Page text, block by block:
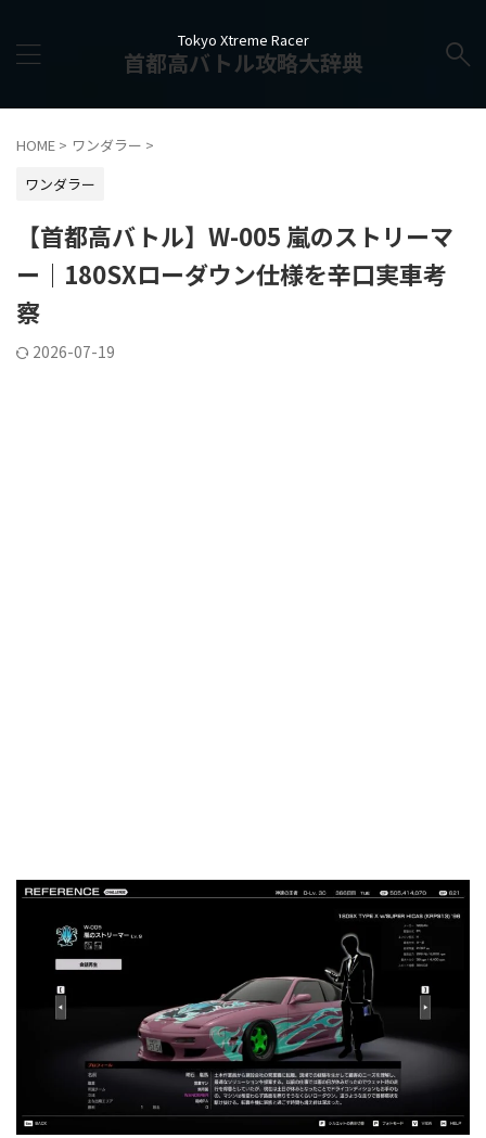
Tokyo Xtreme Racer
首都高バトル攻略大辞典
HOME > ワンダラー >
ワンダラー
【首都高バトル】W-005 嵐のストリーマ
ー｜180SXローダウン仕様を辛口実車考
察
2026-07-19